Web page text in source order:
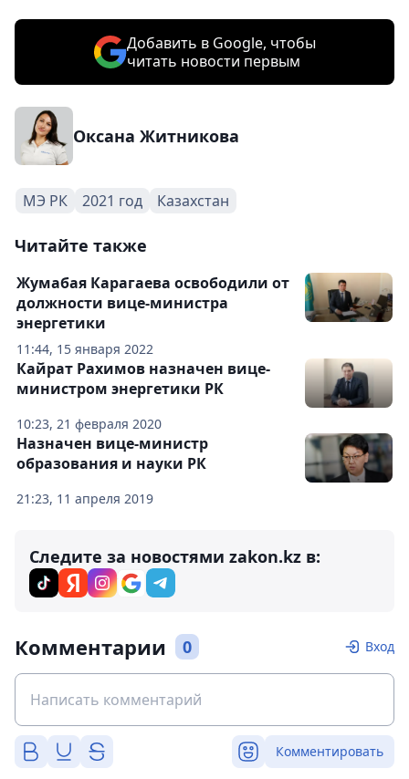
Добавить в Google, чтобы
читать новости первым
Оксана Житникова
МЭ РК 2021 год Казахстан
Читайте также
11:44, 15 января 2022
Жумабая Карагаева освободили от
должности вице-министра
энергетики
10:23, 21 февраля 2020
Кайрат Рахимов назначен вице-
министром энергетики РК
21:23, 11 апреля 2019
Назначен вице-министр
образования и науки РК
Следите за новостями zakon.kz в:
Комментарии 0 Вход
Комментировать